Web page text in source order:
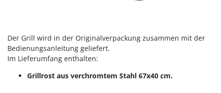
Prismafood
R
Der Grill wird in der Originalverpackung zusammen mit der
Bedienungsanleitung geliefert.
Im Lieferumfang enthalten:
Grillrost aus verchromtem Stahl 67x40 cm.